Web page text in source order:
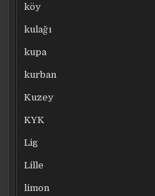
köy
kulağı
kupa
kurban
Kuzey
KYK
Lig
Lille
limon